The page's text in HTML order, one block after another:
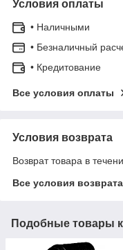
Условия оплаты
• Наличными
• Безналичный
• Кредитование
Все условия оплаты
Условия возврата
Возврат товара в
Все условия возврата
Подобные товары